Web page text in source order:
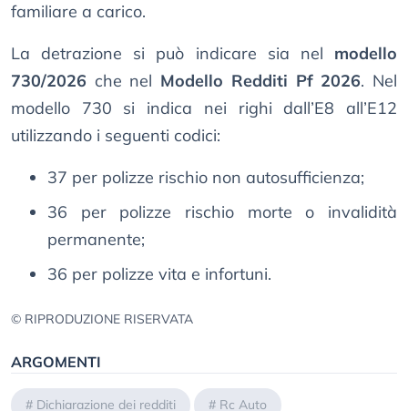
familiare a carico.
La detrazione si può indicare sia nel modello
730/2026 che nel Modello Redditi Pf 2026. Nel
modello 730 si indica nei righi dall’E8 all’E12
utilizzando i seguenti codici:
37 per polizze rischio non autosufficienza;
36 per polizze rischio morte o invalidità
permanente;
36 per polizze vita e infortuni.
© RIPRODUZIONE RISERVATA
ARGOMENTI
# Dichiarazione dei redditi # Rc Auto